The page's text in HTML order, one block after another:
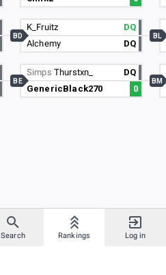
Search Rankings Log in
K_Fruitz
DQ
Alchemy
DQ
BD
Simps Thurstxn_
DQ
GenericBlack270
0
BE
BL
BM